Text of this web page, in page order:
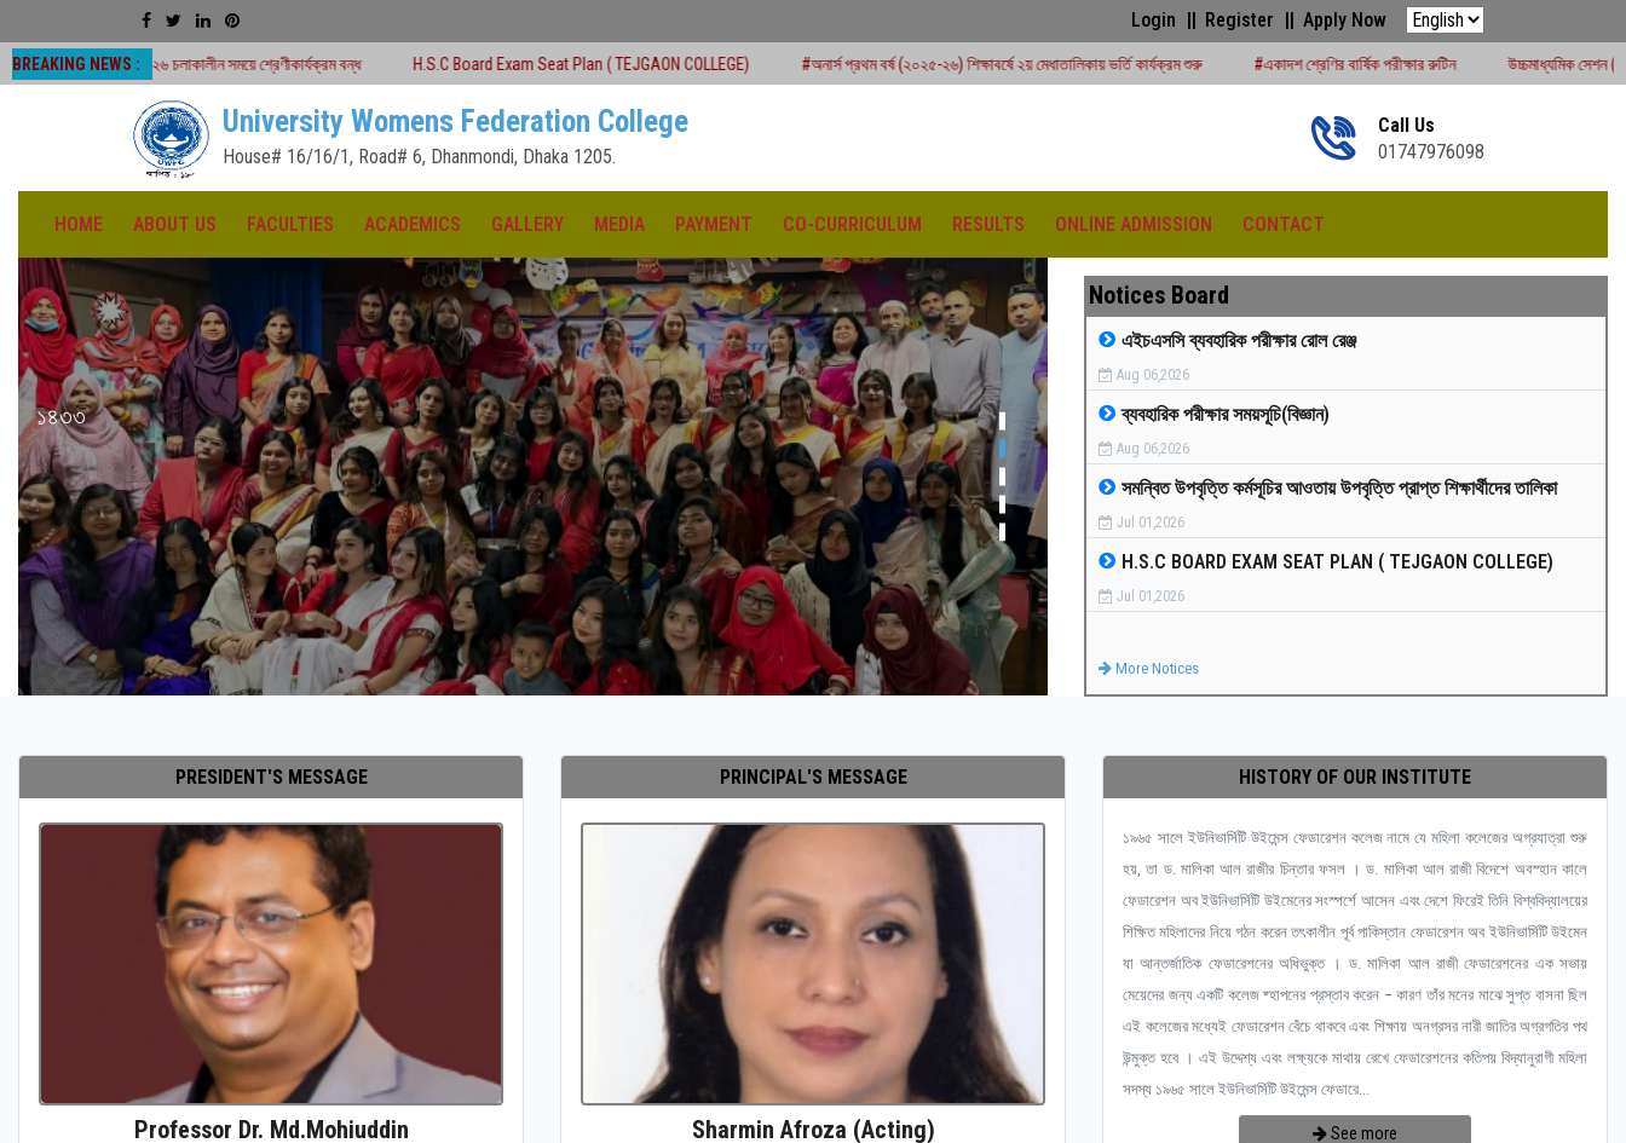
Login Register Apply Now
BREAKING NEWS :
চলাকালীন সময়ে শ্রেণীকার্যক্রম বন্ধ H.S.C Board Exam Seat Plan ( TEJGAON COLLEGE) #অনার্স প্রথম বর্ষ (২০২৫-২৬) শিক্ষাবর্ষে ২য় মেধাতালিকায় ভর্তি কার্যক্রম শুরু #একাদশ শ্রেণির বার্ষিক পরীক্ষার রুটিন উচ্চমাধ্যমিক সেশন (২০২৪-২৫) পরীক্ষার্থীদের
University Womens Federation College
House# 16/16/1, Road# 6, Dhanmondi, Dhaka 1205.
Call Us
01747976098
HOME ABOUT US FACULTIES ACADEMICS GALLERY MEDIA PAYMENT CO-CURRICULUM RESULTS ONLINE ADMISSION CONTACT
১৪৩৩ ক্রীড়া প্রতিযোগিতা -২০২৫
Notices Board
এইচএসসি ব্যবহারিক পরীক্ষার রোল রেঞ্জ
Aug 06,2026
ব্যবহারিক পরীক্ষার সময়সূচি(বিজ্ঞান)
Aug 06,2026
সমন্বিত উপবৃত্তি কর্মসূচির আওতায় উপবৃত্তি প্রাপ্ত শিক্ষার্থীদের তালিকা
Jul 01,2026
H.S.C BOARD EXAM SEAT PLAN ( TEJGAON COLLEGE)
Jul 01,2026
More Notices
PRESIDENT'S MESSAGE
Professor Dr. Md.Mohiuddin
PRINCIPAL'S MESSAGE
Sharmin Afroza (Acting)
HISTORY OF OUR INSTITUTE
১৯৬৫ সালে ইউনিভার্সিটি উইমেন্স ফেডারেশন কলেজ নামে যে মহিলা কলেজের অগ্রযাত্রা শুরু
হয়, তা ড. মালিকা আল রাজীর চিন্তার ফসল । ড. মালিকা আল রাজী বিদেশে অবস্হান কালে
ফেডারেশন অব ইউনিভার্সিটি উইমেনের সংস্পর্শে আসেন এবং দেশে ফিরেই তিনি বিশ্ববিদ্যালয়ের
শিক্ষিত মহিলাদের নিয়ে গঠন করেন তৎকালীন পূর্ব পাকিস্তান ফেডারেশন অব ইউনিভার্সিটি উইমেন
যা আন্তর্জাতিক ফেডারেশনের অধিভুক্ত । ড. মালিকা আল রাজী ফেডারেশনের এক সভায়
মেয়েদের জন্য একটি কলেজ ষ্হাপনের প্রস্তাব করেন – কারণ তাঁর মনের মাঝে সুপ্ত বাসনা ছিল
এই কলেজের মধ্যেই ফেডারেশন বেঁচে থাকবে এবং শিক্ষায় অনগ্রসর নারী জাতির অগ্রগতির পথ
উন্মুক্ত হবে । এই উদ্দেশ্য এবং লক্ষ্যকে মাথায় রেখে ফেডারেশনের কতিপয় বিদ্যানুরাগী মহিলা
সদস্য ১৯৬৫ সালে ইউনিভার্সিটি উইমেন্স ফেডারে...
See more